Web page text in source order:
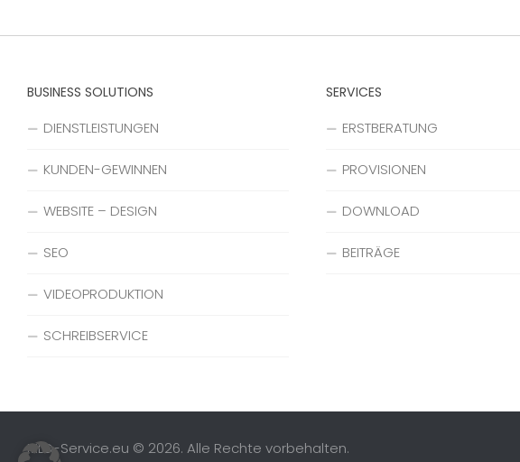
BUSINESS SOLUTIONS
DIENSTLEISTUNGEN
KUNDEN-GEWINNEN
WEBSITE – DESIGN
SEO
VIDEOPRODUKTION
SCHREIBSERVICE
SERVICES
ERSTBERATUNG
PROVISIONEN
DOWNLOAD
BEITRÄGE
MLD-Service.eu © 2026. Alle Rechte vorbehalten.